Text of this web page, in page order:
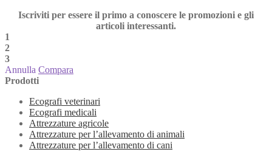
Iscriviti per essere il primo a conoscere le promozioni e gli
articoli interessanti.
1
2
3
Annulla Compara
Prodotti
Ecografi veterinari
Ecografi medicali
Attrezzature agricole
Attrezzature per l’allevamento di animali
Attrezzature per l’allevamento di cani